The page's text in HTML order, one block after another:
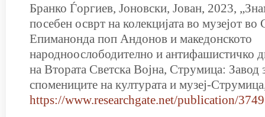
Бранко Ѓоргиев, Јоновски, Јован, 2023,
посебен осврт на колекцијата во музејот
Епиманонда поп Андонов и македонското
народноослободително и антифашистичко
на Втората Светска Војна, Струмица: Завод
спомениците на културата и музеј-
https://www.researchgate.net/publication/